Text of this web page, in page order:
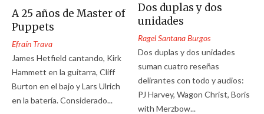
A 25 años de Master of
Puppets
Efraín Trava
James Hetfield cantando, Kirk
Hammett en la guitarra, Cliff
Burton en el bajo y Lars Ulrich
en la batería. Considerado...
Dos duplas y dos
unidades
Ragel Santana Burgos
Dos duplas y dos unidades
suman cuatro reseñas
delirantes con todo y audios:
PJ Harvey, Wagon Christ, Boris
with Merzbow...